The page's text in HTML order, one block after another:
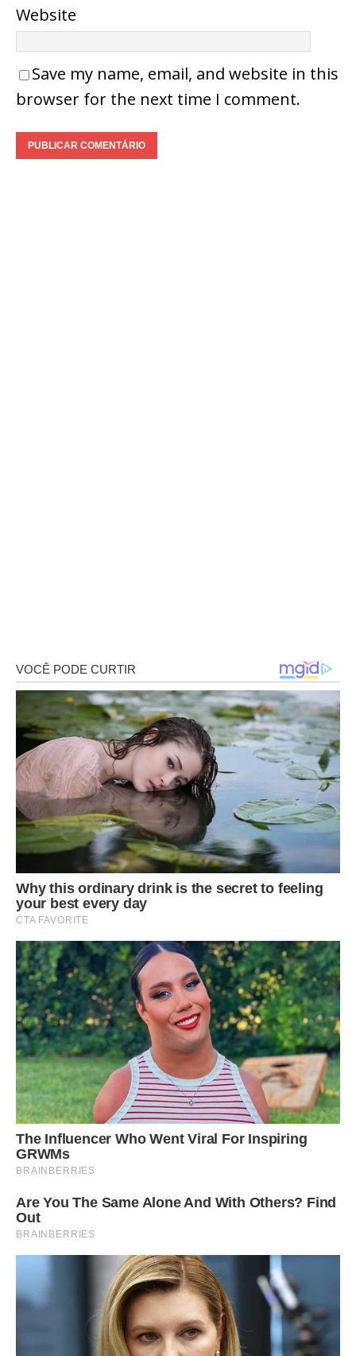
Website
Save my name, email, and website in this
browser for the next time I comment.